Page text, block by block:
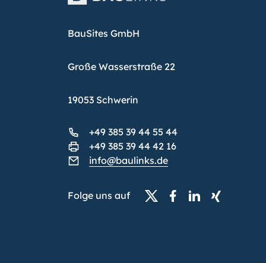
BauSites GmbH
Große Wasserstraße 22
19053 Schwerin
+49 385 39 44 55 44
+49 385 39 44 42 16
info@baulinks.de
Folge uns auf